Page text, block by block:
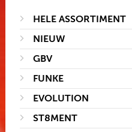
HELE ASSORTIMENT
NIEUW
GBV
FUNKE
EVOLUTION
ST8MENT